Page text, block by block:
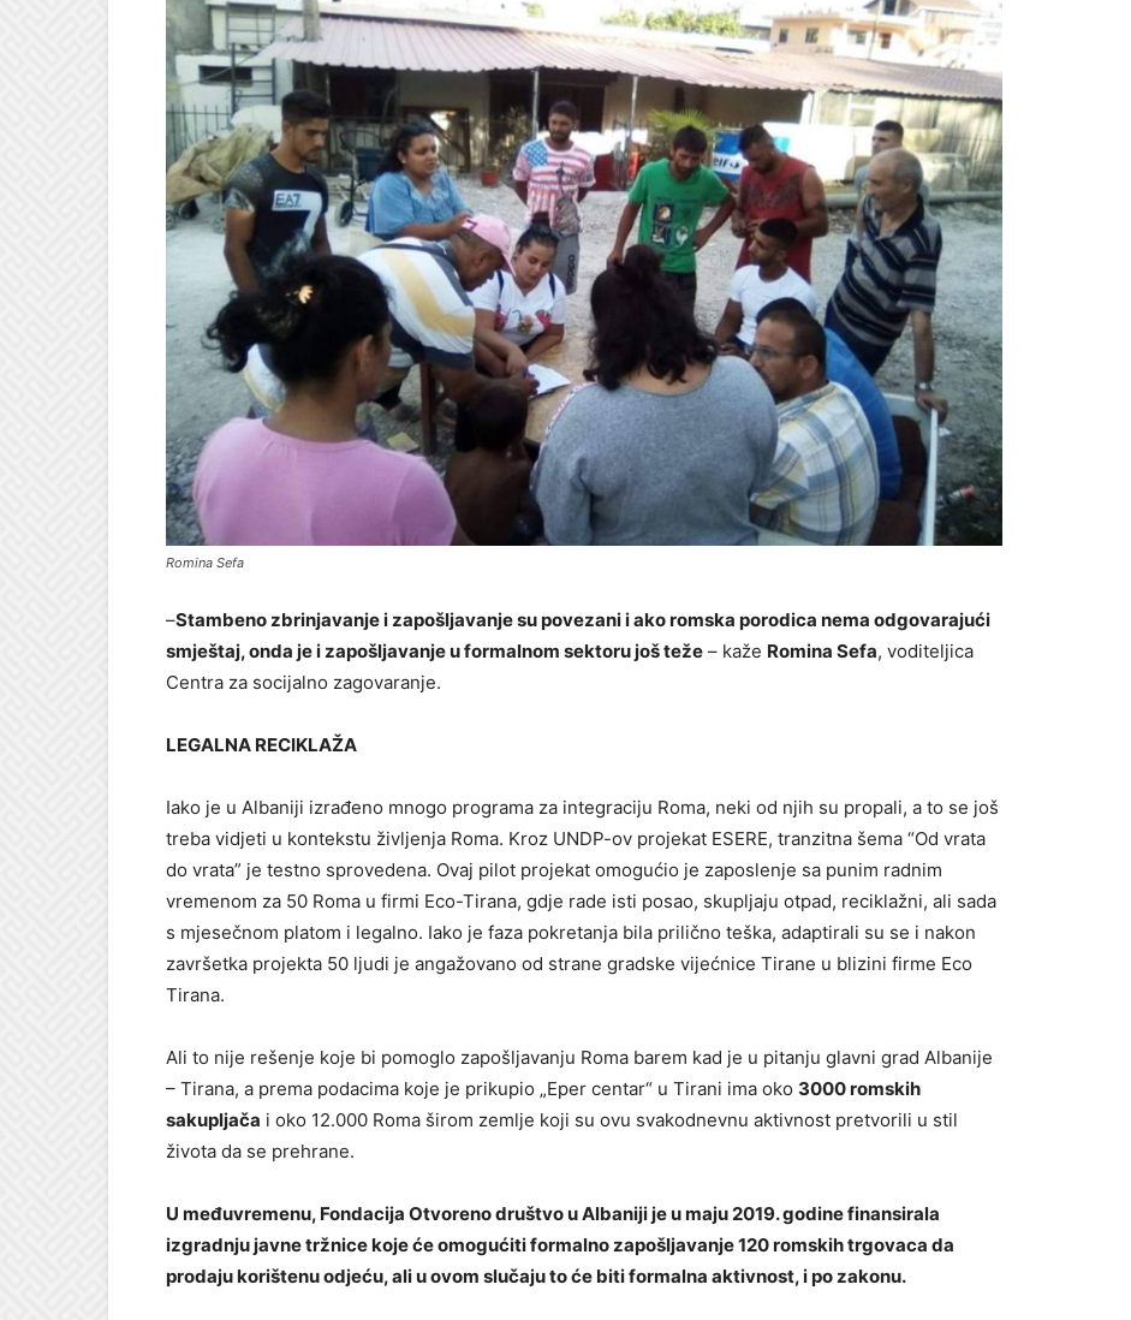
Romina Sefa
–Stambeno zbrinjavanje i zapošljavanje su povezani i ako romska porodica nema odgovarajući
smještaj, onda je i zapošljavanje u formalnom sektoru još teže – kaže Romina Sefa, voditeljica
Centra za socijalno zagovaranje.
LEGALNA RECIKLAŽA
Iako je u Albaniji izrađeno mnogo programa za integraciju Roma, neki od njih su propali, a to se još
treba vidjeti u kontekstu življenja Roma. Kroz UNDP-ov projekat ESERE, tranzitna šema “Od vrata
do vrata” je testno sprovedena. Ovaj pilot projekat omogućio je zaposlenje sa punim radnim
vremenom za 50 Roma u firmi Eco-Tirana, gdje rade isti posao, skupljaju otpad, reciklažni, ali sada
s mjesečnom platom i legalno. Iako je faza pokretanja bila prilično teška, adaptirali su se i nakon
završetka projekta 50 ljudi je angažovano od strane gradske vijećnice Tirane u blizini firme Eco
Tirana.
Ali to nije rešenje koje bi pomoglo zapošljavanju Roma barem kad je u pitanju glavni grad Albanije
– Tirana, a prema podacima koje je prikupio „Eper centar“ u Tirani ima oko 3000 romskih
sakupljača i oko 12.000 Roma širom zemlje koji su ovu svakodnevnu aktivnost pretvorili u stil
života da se prehrane.
U međuvremenu, Fondacija Otvoreno društvo u Albaniji je u maju 2019. godine finansirala
izgradnju javne tržnice koje će omogućiti formalno zapošljavanje 120 romskih trgovaca da
prodaju korištenu odjeću, ali u ovom slučaju to će biti formalna aktivnost, i po zakonu.